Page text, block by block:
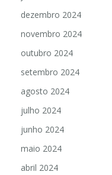
dezembro 2024
novembro 2024
outubro 2024
setembro 2024
agosto 2024
julho 2024
junho 2024
maio 2024
abril 2024